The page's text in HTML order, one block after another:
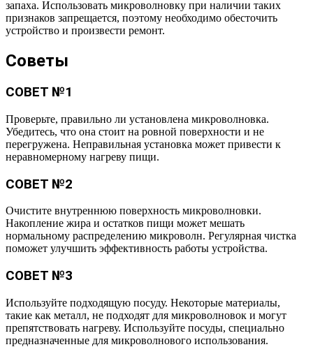
запаха. Использовать микроволновку при наличии таких
признаков запрещается, поэтому необходимо обесточить
устройство и произвести ремонт.
Советы
СОВЕТ №1
Проверьте, правильно ли установлена микроволновка.
Убедитесь, что она стоит на ровной поверхности и не
перегружена. Неправильная установка может привести к
неравномерному нагреву пищи.
СОВЕТ №2
Очистите внутреннюю поверхность микроволновки.
Накопление жира и остатков пищи может мешать
нормальному распределению микроволн. Регулярная чистка
поможет улучшить эффективность работы устройства.
СОВЕТ №3
Используйте подходящую посуду. Некоторые материалы,
такие как металл, не подходят для микроволновок и могут
препятствовать нагреву. Используйте посуды, специально
предназначенные для микроволнового использования.